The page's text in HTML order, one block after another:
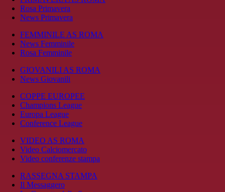
Rosa Primavera
News Primavera
FEMMINILE AS ROMA
News Femminile
Rosa Femminile
GIOVANILI AS ROMA
News Giovanili
COPPE EUROPEE
Champions League
Europa League
Conference League
VIDEO AS ROMA
Video Calciomercato
Video conferenze stampa
RASSEGNA STAMPA
Il Messaggero